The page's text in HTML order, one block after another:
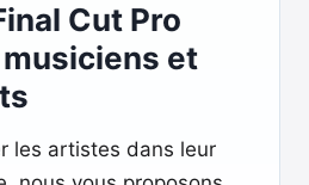
Cut Pro
et
les artistes dans leur